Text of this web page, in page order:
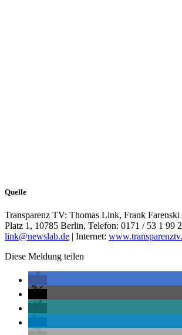
Quelle
Transparenz TV: Thomas Link, Frank Farenski
Platz 1, 10785 Berlin, Telefon: 0171 / 53 1 99
link@newslab.de | Internet:
Diese Meldung teilen